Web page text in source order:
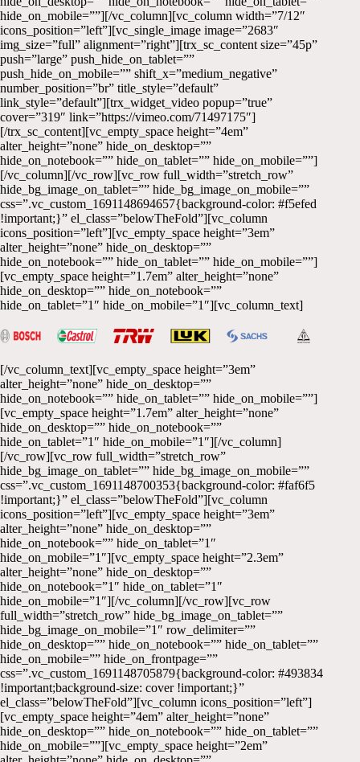
hide_on_mobile=””][/vc_column][vc_column width=”7/12″
icons_position=”left”][vc_single_image image=”2683″
img_size=”full” alignment=”right”][trx_sc_content size=”45p”
push=”large” push_hide_on_tablet=””
push_hide_on_mobile=”” shift_x=”medium_negative”
number_position=”br” title_style=”default”
link_style=”default”][trx_widget_video popup=”true”
cover=”319″ link=”https://vimeo.com/71497175″]
[/trx_sc_content][vc_empty_space height=”4em”
alter_height=”none” hide_on_desktop=””
hide_on_notebook=”” hide_on_tablet=”” hide_on_mobile=””]
[/vc_column][/vc_row][vc_row full_width=”stretch_row”
hide_bg_image_on_tablet=”” hide_bg_image_on_mobile=””
css=”.vc_custom_1691148694657{background-color: #f5efed
!important;}” el_class=”belowTheFold”][vc_column
icons_position=”left”][vc_empty_space height=”3em”
alter_height=”none” hide_on_desktop=””
hide_on_notebook=”” hide_on_tablet=”” hide_on_mobile=””]
[vc_empty_space height=”1.7em” alter_height=”none”
hide_on_desktop=”” hide_on_notebook=””
hide_on_tablet=”1″ hide_on_mobile=”1″][vc_column_text]
[/vc_column_text][vc_empty_space height=”3em”
alter_height=”none” hide_on_desktop=””
hide_on_notebook=”” hide_on_tablet=”” hide_on_mobile=””]
[vc_empty_space height=”1.7em” alter_height=”none”
hide_on_desktop=”” hide_on_notebook=””
hide_on_tablet=”1″ hide_on_mobile=”1″][/vc_column]
[/vc_row][vc_row full_width=”stretch_row”
hide_bg_image_on_tablet=”” hide_bg_image_on_mobile=””
css=”.vc_custom_1691148700353{background-color: #faf6f5
!important;}” el_class=”belowTheFold”][vc_column
icons_position=”left”][vc_empty_space height=”3em”
alter_height=”none” hide_on_desktop=””
hide_on_notebook=”” hide_on_tablet=”1″
hide_on_mobile=”1″][vc_empty_space height=”2.3em”
alter_height=”none” hide_on_desktop=””
hide_on_notebook=”1″ hide_on_tablet=”1″
hide_on_mobile=”1″][/vc_column][/vc_row][vc_row
full_width=”stretch_row” hide_bg_image_on_tablet=””
hide_bg_image_on_mobile=”1″ row_delimiter=””
hide_on_desktop=”” hide_on_notebook=”” hide_on_tablet=””
hide_on_mobile=”” hide_on_frontpage=””
css=”.vc_custom_1691148705879{background-color: #493834
!important;background-size: cover !important;}”
el_class=”belowTheFold”][vc_column icons_position=”left”]
[vc_empty_space height=”4em” alter_height=”none”
hide_on_desktop=”” hide_on_notebook=”” hide_on_tablet=””
hide_on_mobile=””][vc_empty_space height=”2em”